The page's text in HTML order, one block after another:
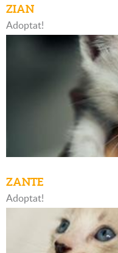
ZIAN
Adoptat!
ZANTE
Adoptat!